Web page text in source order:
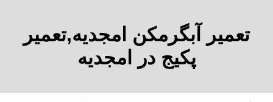
تعمیر آبگرمکن امجدیه,تعمیر
پکیج در امجدیه